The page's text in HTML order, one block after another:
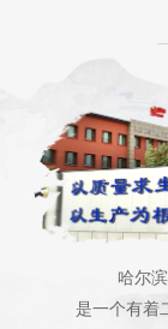
哈尔
是一个有着